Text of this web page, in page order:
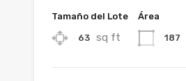
Tamaño del Lote
63 sq ft
Área
187